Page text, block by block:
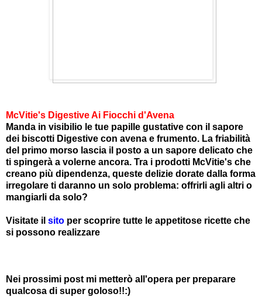
McVitie's Digestive Ai Fiocchi d'Avena
Manda in visibilio le tue papille gustative con il sapore
dei biscotti Digestive con avena e frumento. La friabilità
del primo morso lascia il posto a un sapore delicato che
ti spingerà a volerne ancora. Tra i prodotti McVitie's che
creano più dipendenza, queste delizie dorate dalla forma
irregolare ti daranno un solo problema: offrirli agli altri o
mangiarli da solo?
Visitate il sito per scoprire tutte le appetitose ricette che
si possono realizzare
Nei prossimi post mi metterò all'opera per preparare
qualcosa di super goloso!!:)